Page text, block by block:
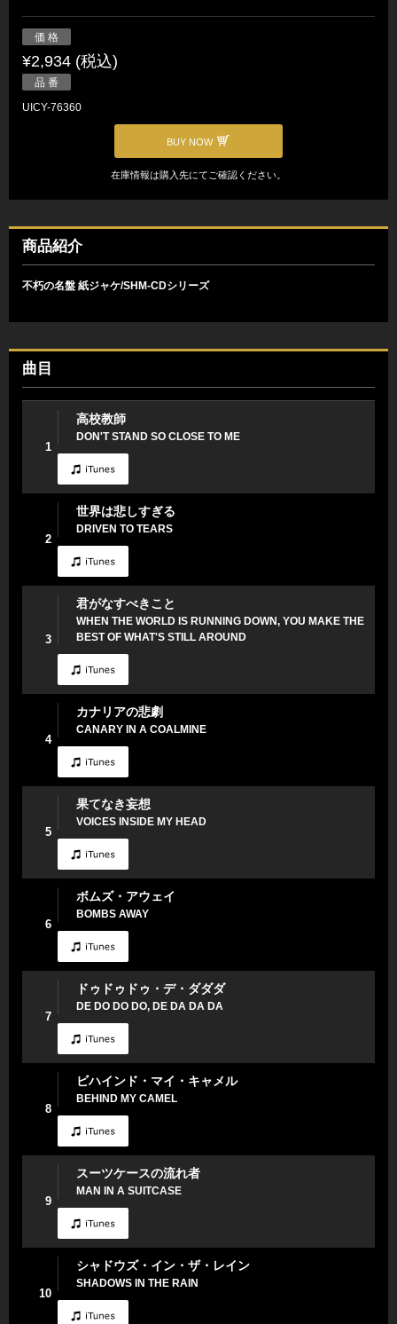
価 格
¥2,934 (税込)
品 番
UICY-76360
BUY NOW
在庫情報は購入先にてご確認ください。
商品紹介
不朽の名盤 紙ジャケ/SHM-CDシリーズ
曲目
1
高校教師
DON'T STAND SO CLOSE TO ME
2
世界は悲しすぎる
DRIVEN TO TEARS
3
君がなすべきこと
WHEN THE WORLD IS RUNNING DOWN, YOU MAKE THE
BEST OF WHAT'S STILL AROUND
4
カナリアの悲劇
CANARY IN A COALMINE
5
果てなき妄想
VOICES INSIDE MY HEAD
6
ボムズ・アウェイ
BOMBS AWAY
7
ドゥドゥドゥ・デ・ダダダ
DE DO DO DO, DE DA DA DA
8
ビハインド・マイ・キャメル
BEHIND MY CAMEL
9
スーツケースの流れ者
MAN IN A SUITCASE
10
シャドウズ・イン・ザ・レイン
SHADOWS IN THE RAIN